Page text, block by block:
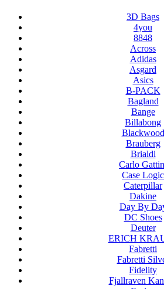
3D Bags
4you
8848
Across
Adidas
Asgard
Asics
B-PACK
Bagland
Bange
Billabong
Blackwood
Brauberg
Brialdi
Carlo
Case Logic
Caterpillar
Dakine
Day By
DC Shoes
Deuter
ERICH
Fabretti
Fabretti
Fidelity
Fjallraven